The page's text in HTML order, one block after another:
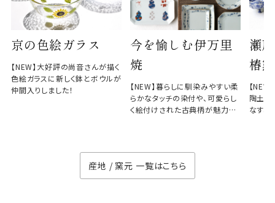
京の色絵ガラス
【NEW】大好評の尚音さんが描く
色絵ガラスに新しく鉢とボウルが
仲間入りしました！
今を愉しむ伊万里
焼
【NEW】暮らしに馴染みやすい柔
らかなタッチの染付や、可愛らし
く絵付けされた古典柄が魅力の
瀬
椿窯
【
陶土と
なす、
産地 / 窯元 一覧はこちら